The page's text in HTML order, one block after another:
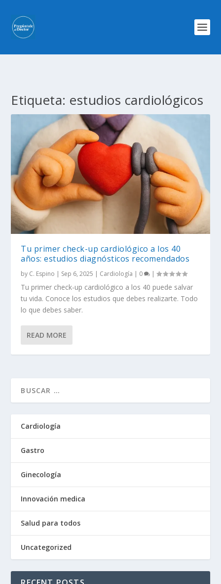
Etiqueta: estudios cardiológicos
Tu primer check-up cardiológico a los 40
años: estudios diagnósticos recomendados
by C. Espino | Sep 6, 2025 | Cardiología | 0 |
Tu primer check-up cardiológico a los 40 puede salvar
tu vida. Conoce los estudios que debes realizarte. Todo
lo que debes saber.
READ MORE
Cardiología
Gastro
Ginecología
Innovación medica
Salud para todos
Uncategorized